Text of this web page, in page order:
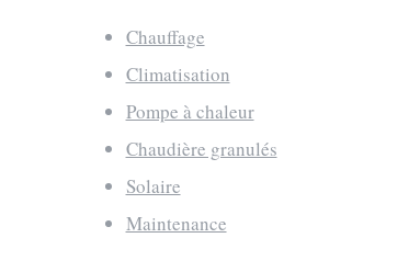
Chauffage
Climatisation
Pompe à chaleur
Chaudière granulés
Solaire
Maintenance